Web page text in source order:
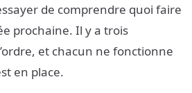
de comprendre quoi faire
prochaine. Il y a trois
et chacun ne fonctionne
en place.